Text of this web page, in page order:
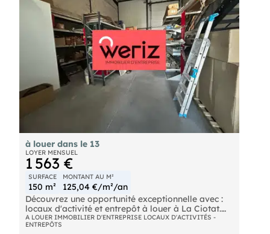
à louer dans le 13
LOYER MENSUEL
1 563 €
SURFACE
150 m²
MONTANT AU M²
125,04 €/m²/an
Découvrez une opportunité exceptionnelle avec :
locaux d'activité et entrepôt à louer à La Ciotat.
Profitez d'un espace fonctionnel en plain pied,
idéal pour optimiser votre activité. Inclus : deux
A LOUER IMMOBILIER D'ENTREPRISE LOCAUX D'ACTIVITÉS -
ENTREPÔTS